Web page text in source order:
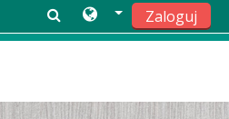
Zaloguj